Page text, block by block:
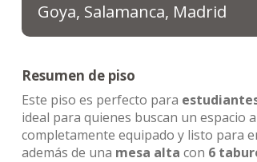
Goya, Salamanca, Madrid
Resumen de piso
Este piso es perfecto para
ideal para quienes buscan un
completamente equipado y listo para
además de una mesa alta con 6